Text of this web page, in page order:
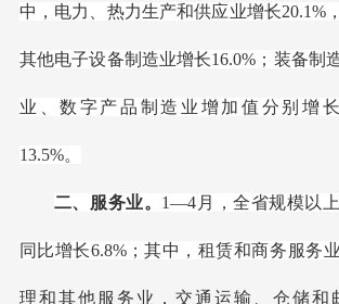
中，电力、热力生产和供应业增长20.1%
其他电子设备制造业增长16.0%；装备制
业、数字产品制造业增加值分别增
13.5%。
二、服务业。 1—4月，全省规模以
同比增长6.8%；其中，租赁和商务服务业
理和其他服务业，交通运输、仓储和